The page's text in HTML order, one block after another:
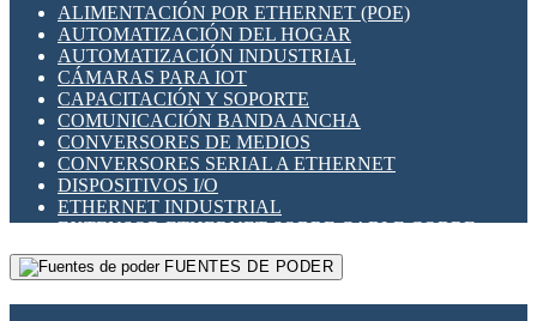
SENSORES INDUCTIVOS
TEMPORIZADORES
VARIACS
VARIADORES DE FRECUENCIA [VDF]
SECCIONADORES - INTERRUPTORES
MAQUINARIA
HERRAMIENTAS VARIAS
ILUMINACIÓN LED
INTERRUPTORES REED
INTERFACES DE RELÉ
OTROS RELÉS
PROTECCIÓN TÉRMICA
RELÉS AUTOMOTRICES
RELÉS DE SEÑAL
RELÉS DE ESTADO SÓLIDO SSR
RELÉS INDUSTRIALES
RELÉS MINIATURA DE POTENCIA
SENSORES MAGNÉTICOS
ALIMENTACIÓN POR ETHERNET (POE)
AUTOMATIZACIÓN DEL HOGAR
AUTOMATIZACIÓN INDUSTRIAL
CÁMARAS PARA IOT
CAPACITACIÓN Y SOPORTE
COMUNICACIÓN BANDA ANCHA
CONVERSORES DE MEDIOS
CONVERSORES SERIAL A ETHERNET
DISPOSITIVOS I/O
ETHERNET INDUSTRIAL
EXTENSOR ETHERNET SOBRE CABLE COBRE
GATEWAY LORAWAN
GESTIÓN DE REDESFUENTES DE PODER